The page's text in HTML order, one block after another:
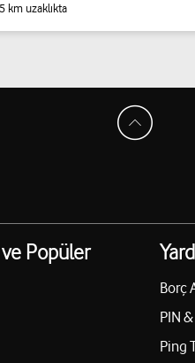
km uzaklıkta
Popüler
Borç
PIN
Ping